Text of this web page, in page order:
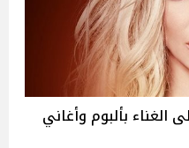
الغناء بألبوم وأغاني